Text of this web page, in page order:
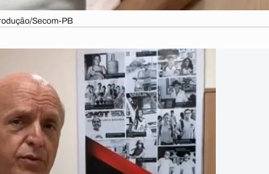
Secom-PB